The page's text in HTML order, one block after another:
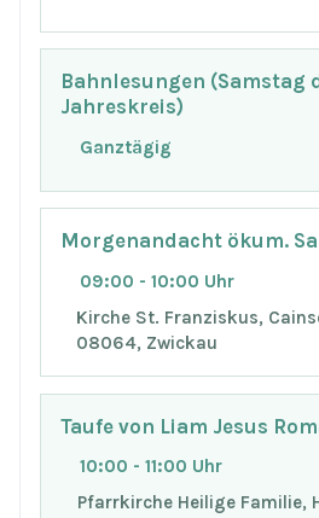
Bahnlesungen (Samstag
Jahreskreis)
Ganztägig
Morgenandacht ökum.
09:00 - 10:00 Uhr
Kirche St. Franziskus,
08064, Zwickau
Taufe von Liam Jesus
10:00 - 11:00 Uhr
Pfarrkirche Heilige Familie,